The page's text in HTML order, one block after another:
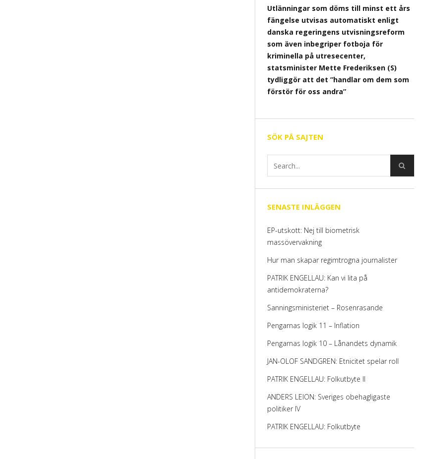
Utlänningar som döms till minst ett års
fängelse utvisas automatiskt enligt
danska regeringens utvisningsreform
som även inbegriper fotboja för
kriminella på utresecenter,
statsminister Mette Frederiksen (S)
tydliggör att det ”handlar om dem som
förstör för oss andra”
SÖK PÅ SAJTEN
SENASTE INLÄGGEN
EP-utskott: Nej till biometrisk
massövervakning
Hur man skapar regimtrogna journalister
PATRIK ENGELLAU: Kan vi lita på
antidemokraterna?
Sanningsministeriet – Rosenrasande
Pengarnas logik 11 – Inflation
Pengarnas logik 10 – Lånandets dynamik
JAN-OLOF SANDGREN: Etnicitet spelar roll
PATRIK ENGELLAU: Folkutbyte II
ANDERS LEION: Sveriges obehagligaste
politiker IV
PATRIK ENGELLAU: Folkutbyte